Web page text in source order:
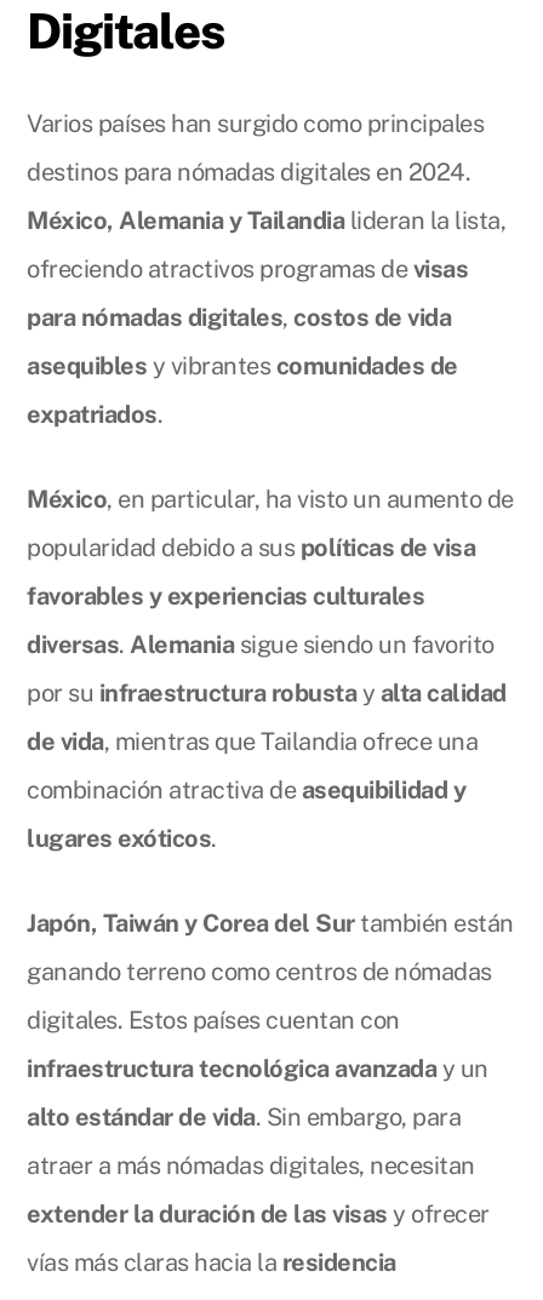
Digitales
Varios países han surgido como principales
destinos para nómadas digitales en 2024.
México, Alemania y Tailandialideran la lista,
ofreciendo atractivos programas devisas
para nómadas digitales,costos de vida
asequibles y vibrantescomunidades de
expatriados.
México, en particular, ha visto un aumento de
popularidad debido a sus políticas de visa
favorables y experiencias culturales
diversas. Alemaniasigue siendo un favorito
por su infraestructura robustay alta calidad
de vida, mientras que Tailandia ofrece una
combinación atractiva de asequibilidad y
lugares exóticos.
Japón, Taiwán y Corea del Surtambién están
ganando terreno como centros de nómadas
digitales. Estos países cuentan con
infraestructura tecnológica avanzaday un
alto estándar de vida. Sin embargo, para
atraer a más nómadas digitales, necesitan
extender la duración de las visas y ofrecer
vías más claras hacia la residencia